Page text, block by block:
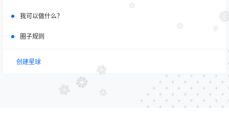
我可以做什么？
圈子规则
创建星球